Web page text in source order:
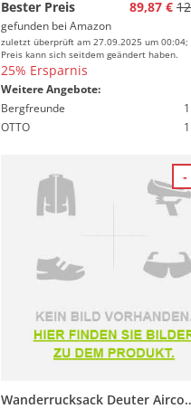
Bester Preis
89,87 €
gefunden bei Amazon
zuletzt überprüft am 27.09.2025 um 00:04;
Preis kann sich seitdem geändert haben.
25% Ersparnis
Weitere Angebote:
Bergfreunde
OTTO
Wanderrucksack
-